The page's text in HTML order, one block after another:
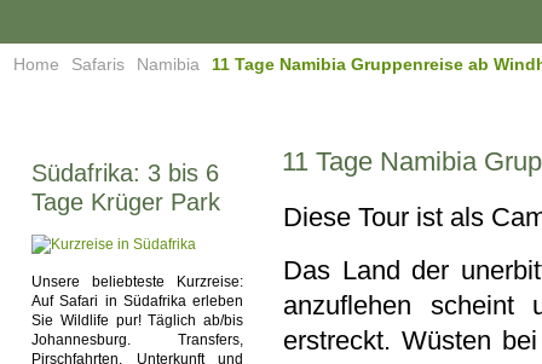
Home Safaris Namibia 11 Tage Namibia Gruppenreise ab
Südafrika: 3 bis 6
Tage Krüger Park
Unsere beliebteste Kurzreise:
Auf Safari in Südafrika erleben
Sie Wildlife pur! Täglich ab/bis
Johannesburg. Transfers,
Pirschfahrten, Unterkunft und
11 Tage Namibia
Diese Tour ist als
Das Land der
anzuflehen scheint
erstreckt. Wüsten